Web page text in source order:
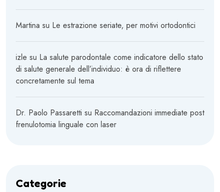
Martina su Le estrazione seriate, per motivi ortodontici
izle su La salute parodontale come indicatore dello stato
di salute generale dell’individuo: è ora di riflettere
concretamente sul tema
Dr. Paolo Passaretti su Raccomandazioni immediate post
frenulotomia linguale con laser
Categorie